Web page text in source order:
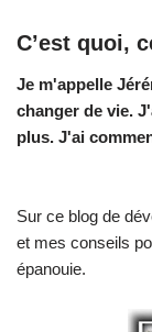
C’est quoi,
Je m'appelle
changer de vie.
plus. J'ai
Sur ce blog de
et mes conseils
épanouie.